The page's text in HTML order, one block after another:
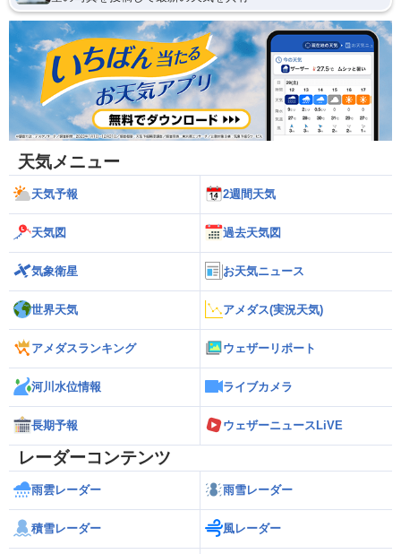
天気メニュー
天気予報 2週間天気
天気図 過去天気図
気象衛星 お天気ニュース
世界天気 アメダス(実況天気)
アメダスランキング ウェザーリポート
河川水位情報 ライブカメラ
長期予報 ウェザーニュースLiVE
レーダーコンテンツ
雨雲レーダー 雨雪レーダー
積雪レーダー 風レーダー